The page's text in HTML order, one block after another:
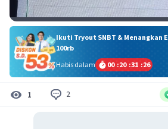
Ikuti Tryout SNBT & Menangkan
100rb
Habis dalam
00 :20 :31 :25
1 2